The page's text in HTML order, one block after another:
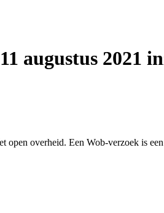
augustus 2021
overheid. Een Wob-verzoek is